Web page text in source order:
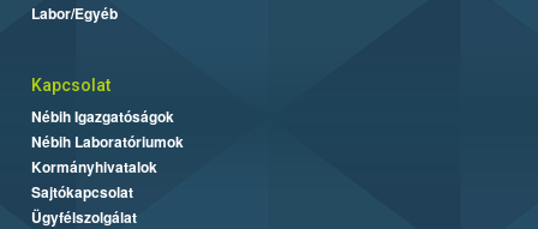
Labor/Egyéb
Kapcsolat
Nébih Igazgatóságok
Nébih Laboratóriumok
Kormányhivatalok
Sajtókapcsolat
Ügyfélszolgálat